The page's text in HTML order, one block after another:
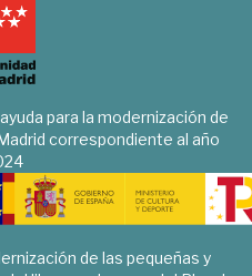
para la modernización de
correspondiente al año
de las pequeñas y